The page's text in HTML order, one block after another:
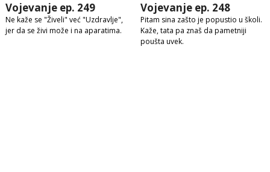
Vojevanje ep. 249
Ne kaže se "Živeli" već "Uzdravlje",
jer da se živi može i na aparatima.
Vojevanje ep. 248
Pitam sina zašto je popustio u školi.
Kaže, tata pa znaš da pametniji
poušta uvek.